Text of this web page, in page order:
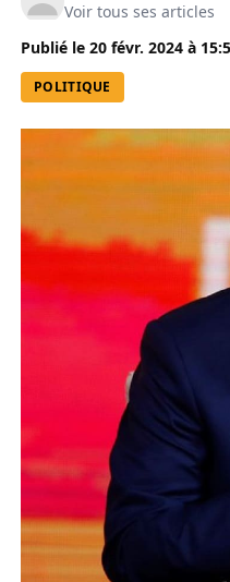
Voir tous ses articles
Publié le 20 févr. 2024 à
POLITIQUE